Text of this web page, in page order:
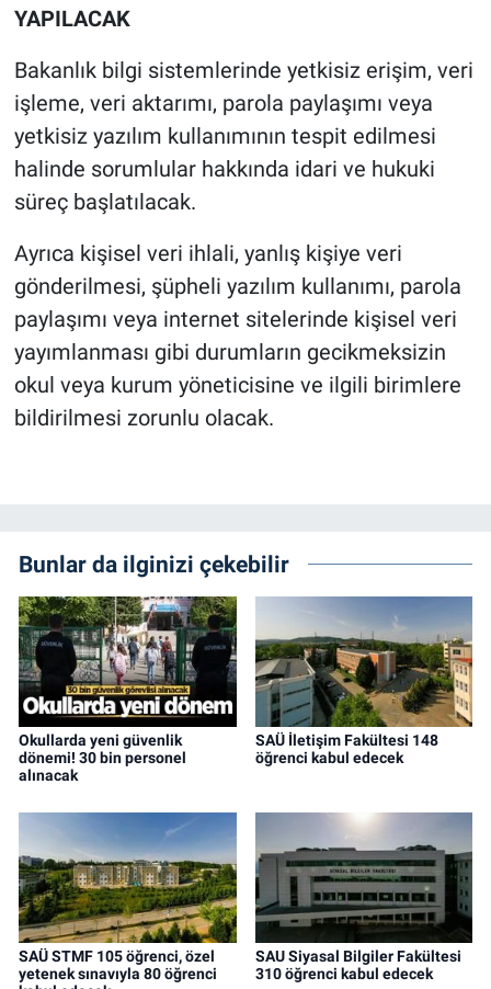
YAPILACAK
Bakanlık bilgi sistemlerinde yetkisiz erişim, veri
işleme, veri aktarımı, parola paylaşımı veya
yetkisiz yazılım kullanımının tespit edilmesi
halinde sorumlular hakkında idari ve hukuki
süreç başlatılacak.
Ayrıca kişisel veri ihlali, yanlış kişiye veri
gönderilmesi, şüpheli yazılım kullanımı, parola
paylaşımı veya internet sitelerinde kişisel veri
yayımlanması gibi durumların gecikmeksizin
okul veya kurum yöneticisine ve ilgili birimlere
bildirilmesi zorunlu olacak.
Bunlar da ilginizi çekebilir
Okullarda yeni güvenlik
dönemi! 30 bin personel
alınacak
SAÜ İletişim Fakültesi 148
öğrenci kabul edecek
SAÜ STMF 105 öğrenci, özel
yetenek sınavıyla 80 öğrenci
SAU Siyasal Bilgiler Fakültesi
310 öğrenci kabul edecek